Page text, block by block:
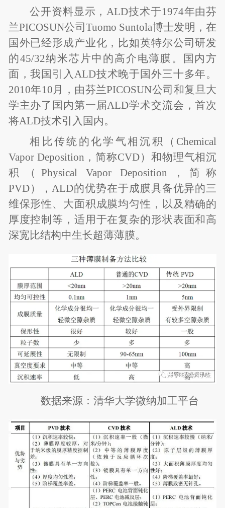
公开资料显示，ALD技术于1974年由芬
兰PICOSUN公司Tuomo Suntola博士发明，在
国外已经形成产业化，比如英特尔公司研发
的45/32纳米芯片中的高介电薄膜。国内方
面，我国引入ALD技术晚于国外三十多年。
2010年10月，由芬兰PICOSUN公司和复旦大
学主办了国内第一届ALD学术交流会，首次
将ALD技术引入国内。
相比传统的化学气相沉积（Chemical
Vapor Deposition，简称CVD）和物理气相沉
积（Physical Vapor Deposition，简称
PVD），ALD的优势在于成膜具备优异的三
维保形性、大面积成膜均匀性，以及精确的
厚度控制等，适用于在复杂的形状表面和高
深宽比结构中生长超薄薄膜。
数据来源：清华大学微纳加工平台